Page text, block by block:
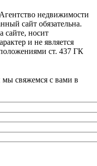
недвижимости
сайт обязательна.
сайте, носит
и не является
ст. 437 ГК
мы свяжемся с вами в